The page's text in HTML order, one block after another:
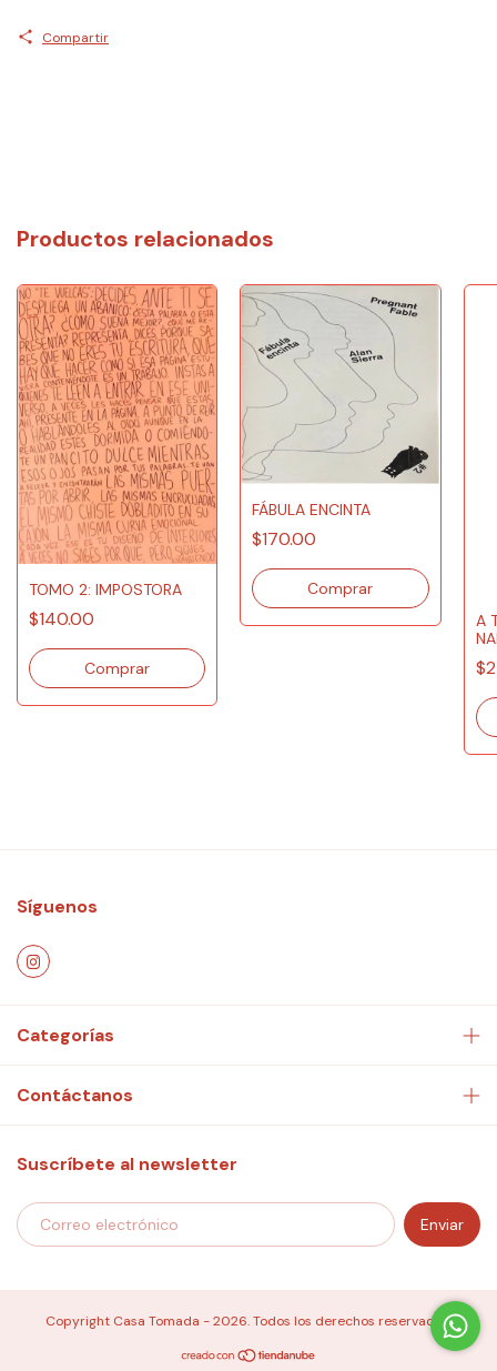
Compartir
Productos relacionados
TOMO 2: IMPOSTORA
$140.00
FÁBULA ENCINTA
$170.00
A
Síguenos
Categorías
Contáctanos
Suscríbete al newsletter
Copyright Casa Tomada - 2026. Todos los derechos reservados.